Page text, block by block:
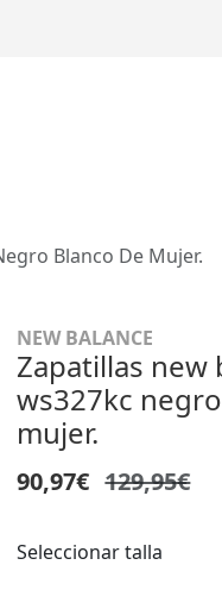
Blanco De Mujer.
NEW BALANCE
Zapatillas new
ws327kc
mujer.
90,97€ 129,95€
Seleccionar talla